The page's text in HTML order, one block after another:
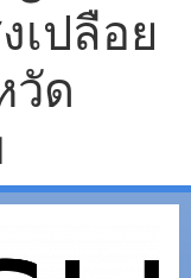
เปลือย
วัด